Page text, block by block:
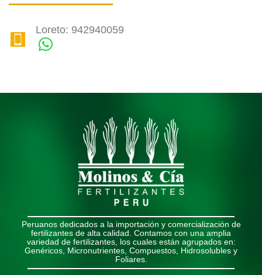
Loreto: 942940059
Peruanos dedicados a la importación y comercialización de
fertilizantes de alta calidad. Contamos con una amplia
variedad de fertilizantes, los cuales están agrupados en:
Genéricos, Micronutrientes, Compuestos, Hidrosolubles y
Foliares.